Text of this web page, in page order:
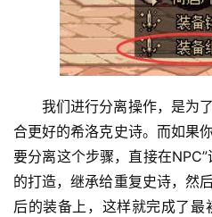
我们进行分离操作，是为
合更好的希洛克史诗。而如果
要分离这个步骤，直接在
的打造，继承给重复史诗，然
后的装备上，这样就完成了